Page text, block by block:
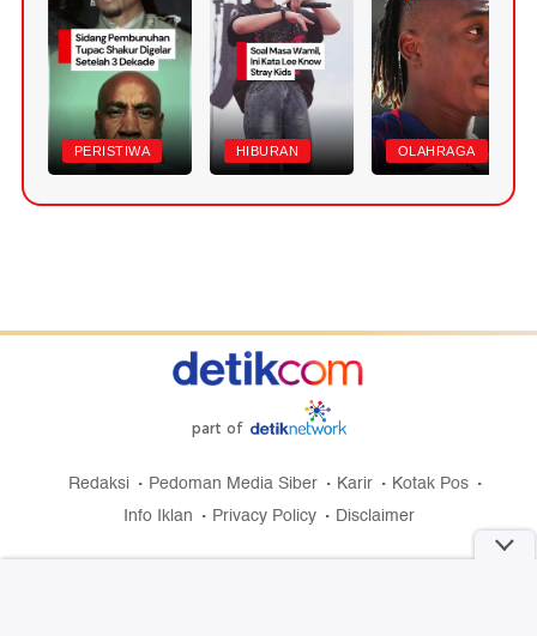
PERISTIWA HIBURAN OLAHRAGA
part of
Redaksi Pedoman Media Siber Karir
Kotak Pos
Info Iklan
Privacy Policy Disclaimer